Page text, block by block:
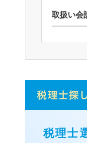
取扱い会
税理士